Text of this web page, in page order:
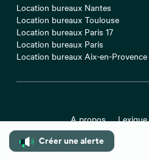
Créer une alerte
Location bureaux Nantes
Location bureaux Toulouse
Location bureaux Paris 17
Location bureaux Paris
Location bureaux Aix-en-Provence
A propos
Barèmes de nos honoraires
Déclaration d’accessibilité
Contact